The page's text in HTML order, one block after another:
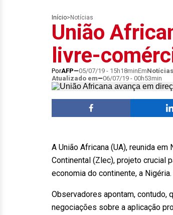
Início> Notícias
União
livre-
PorAFP 05/07/19 - 15h18minEmNotícias
Atualizado em
06/07/19 - 00h53min
A União Africana (UA), reunida
Continental (Zlec), projeto crucial
economia do continente, a Nigéria.
Observadores apontam, contudo,
negociações sobre a aplicação